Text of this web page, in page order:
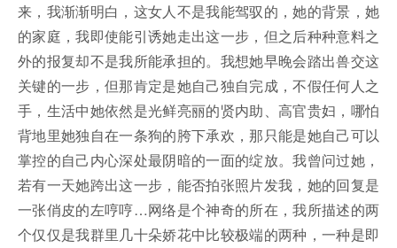
来，我渐渐明白，这女人不是我能驾驭的，她的背景，她
的家庭，我即使能引诱她走出这一步，但之后种种意料之
外的报复却不是我所能承担的。我想她早晚会踏出兽交这
关键的一步，但那肯定是她自己独自完成，不假任何人之
手，生活中她依然是光鲜亮丽的贤内助、高官贵妇，哪怕
背地里她独自在一条狗的胯下承欢，那只能是她自己可以
掌控的自己内心深处最阴暗的一面的绽放。我曾问过她，
若有一天她跨出这一步，能否拍张照片发我，她的回复是
一张俏皮的左哼哼…网络是个神奇的所在，我所描述的两
个仅仅是我群里几十朵娇花中比较极端的两种，一种是即